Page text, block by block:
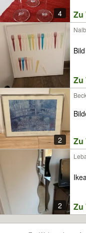
4 Zu
Zu
2 Zu
2 Zu